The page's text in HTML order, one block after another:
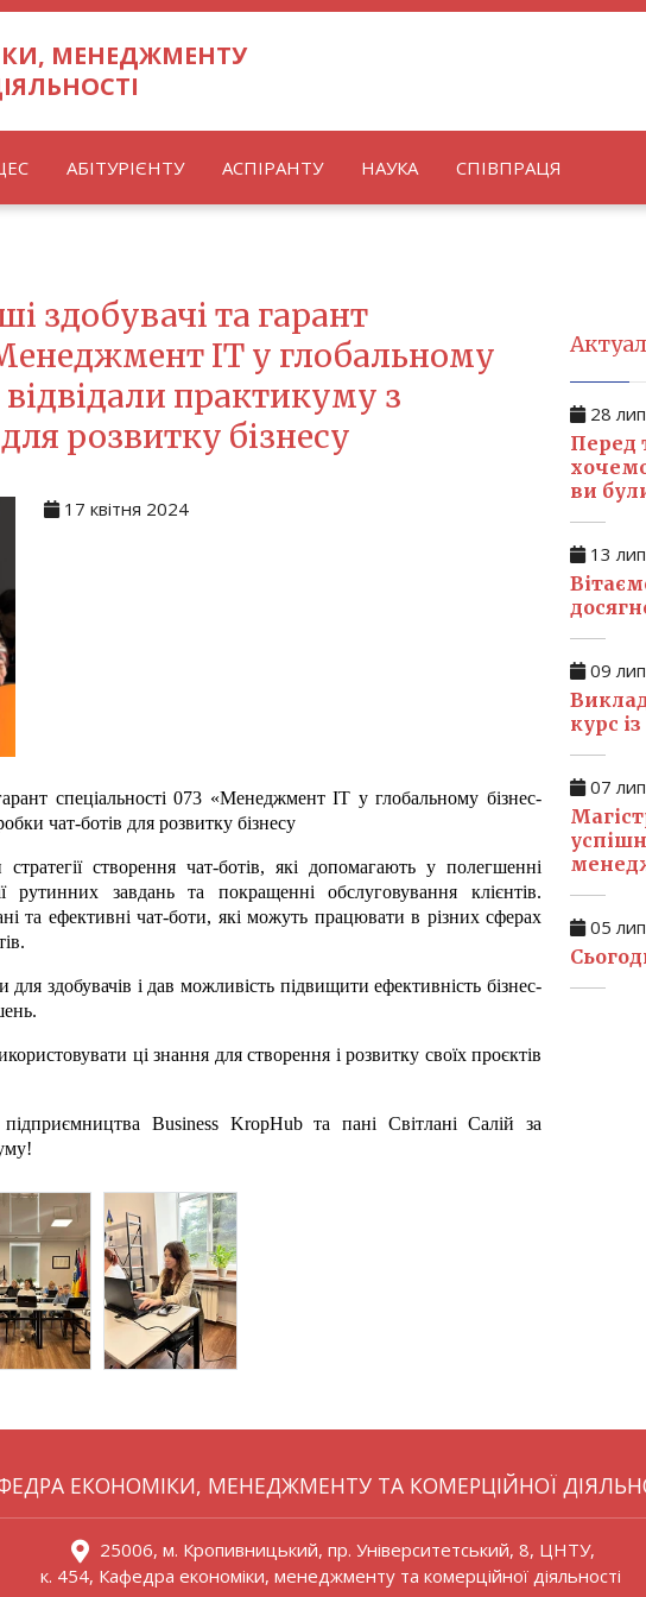
МЕНЕДЖМЕНТУ
АБІТУРІЄНТУ АСПІРАНТУ НАУКА СПІВПРАЦЯ
здобувачі та гарант
ІТ у глобальному
практикуму з
розвитку бізнесу
17 квітня 2024
спеціальності 073 «Менеджмент ІТ у глобальному бізнес-
чат-ботів для розвитку бізнесу
створення чат-ботів, які допомагають у полегшенні
рутинних завдань та покращенні обслуговування клієнтів.
та ефективні чат-боти, які можуть працювати в різних сферах
здобувачів і дав можливість підвищити ефективність бізнес-
ці знання для створення і розвитку своїх проєктів
Business KropHub та пані Світлані Салій за
28
Перед
ви
13
09
курс
07
05
ЕКОНОМІКИ, МЕНЕДЖМЕНТУ ТА КОМЕРЦІЙНОЇ
25006, м. Кропивницький, пр. Університетський, 8, ЦНТУ,
к. 454, Кафедра економіки, менеджменту та комерційної діяльності